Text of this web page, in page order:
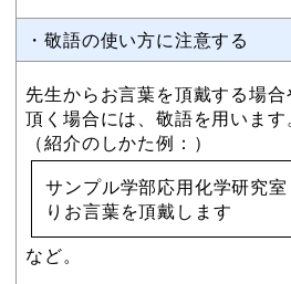
・敬語の使い方に注意する
先生からお言葉を頂戴する場
頂く場合には、敬語を用います
（紹介のしかた例：）
サンプル学部応用化学研究
りお言葉を頂戴します
など。